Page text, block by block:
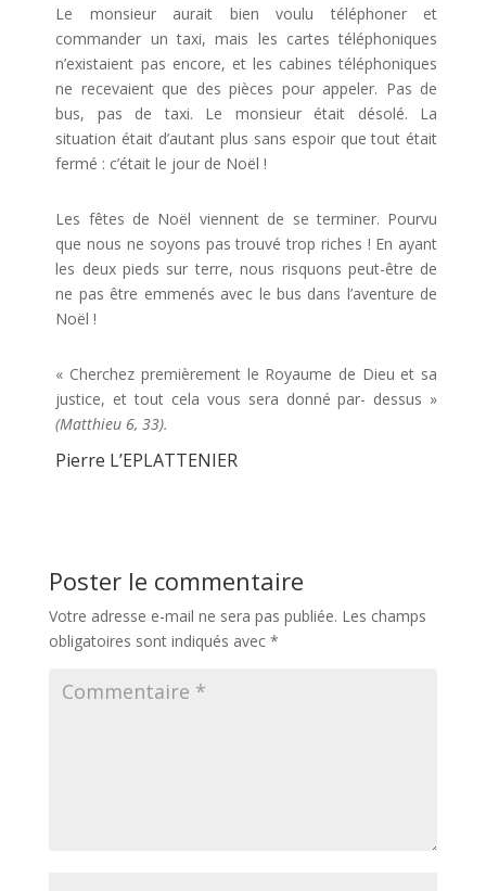
Le monsieur aurait bien voulu téléphoner et
commander un taxi, mais les cartes téléphoniques
n’existaient pas encore, et les cabines téléphoniques
ne recevaient que des pièces pour appeler. Pas de
bus, pas de taxi. Le monsieur était désolé. La
situation était d’autant plus sans espoir que tout était
fermé : c’était le jour de Noël !
Les fêtes de Noël viennent de se terminer. Pourvu
que nous ne soyons pas trouvé trop riches ! En ayant
les deux pieds sur terre, nous risquons peut-être de
ne pas être emmenés avec le bus dans l’aventure de
Noël !
« Cherchez premièrement le Royaume de Dieu et sa
justice, et tout cela vous sera donné par- dessus »
(Matthieu 6, 33).
Pierre L’EPLATTENIER
Poster le commentaire
Votre adresse e-mail ne sera pas publiée. Les champs
obligatoires sont indiqués avec *